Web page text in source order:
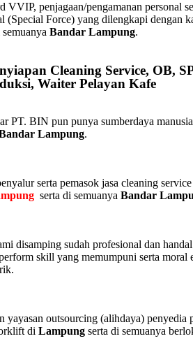
VVIP, penjagaan/pengamanan personal
(Special Force) yang dilengkapi
Bandar Lampung.
Cleaning Service, OB,
Waiter Pelayan Kafe
PT. BIN pun punya sumberdaya
Lampung.
serta pemasok jasa cleaning
serta di semuanya Bandar
disamping sudah profesional dan
skill yang memumpuni serta
yayasan outsourcing (alihdaya)
di Lampung serta di semuanya